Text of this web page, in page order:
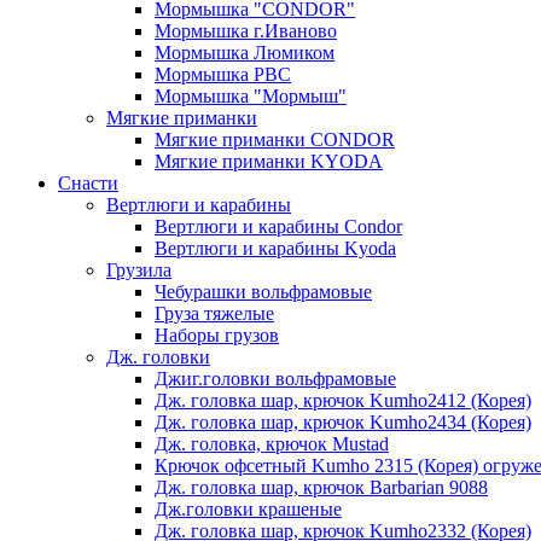
Мормышка "CONDOR"
Мормышка г.Иваново
Мормышка Люмиком
Мормышка РВС
Мормышка "Мормыш"
Мягкие приманки
Мягкие приманки CONDOR
Мягкие приманки KYODA
Снасти
Вертлюги и карабины
Вертлюги и карабины Condor
Вертлюги и карабины Kyoda
Грузила
Чебурашки вольфрамовые
Груза тяжелые
Наборы грузов
Дж. головки
Джиг.головки вольфрамовые
Дж. головка шар, крючок Kumho2412 (Корея)
Дж. головка шар, крючок Kumho2434 (Корея)
Дж. головка, крючок Mustad
Крючок офсетный Kumho 2315 (Корея)
Дж. головка шар, крючок Barbarian 9088
Дж.головки крашеные
Дж. головка шар, крючок Kumho2332 (Корея)